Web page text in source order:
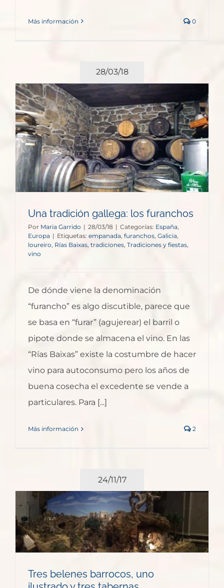
Más información 0
28/03/18
Una tradición gallega: los furanchos
Por Maria Garrido | 28/03/18 | Categorías: España,
Europa | Etiquetas: empanada, furanchos, Galicia,
loureiro, Rías Baixas, tradiciones, Tradiciones y fiestas,
vino
De dónde viene la denominación
“furancho” es algo discutible, parece que
se basa en “furar” (agujerear) el barril o
pipote donde se almacena el vino. En las
“Rías Baixas” existe la costumbre de hacer
vino para autoconsumo pero los años de
buena cosecha el excedente se vende a
particulares. Para [...]
Más información 2
24/11/17
Tres belenes barrocos, uno